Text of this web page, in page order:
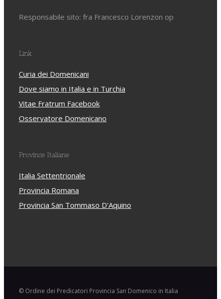
Responsabile sito: fra Francesco Lorenzon op
Link
Curia dei Domenicani
Dove siamo in Italia e in Turchia
Vitae Fratrum Facebook
Osservatore Domenicano
Province Italiane
Italia Settentrionale
Provincia Romana
Provincia San Tommaso D'Aquino
© Ordine dei Predicatori Provincia San Domenico in Italia